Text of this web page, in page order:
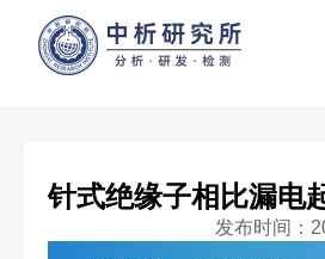
针式绝缘子相比漏电
发布时间：